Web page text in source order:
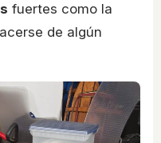
fuertes como la
de algún